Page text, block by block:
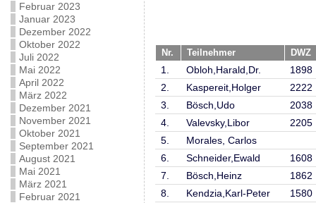
Februar 2023
Januar 2023
Dezember 2022
Oktober 2022
Juli 2022
Mai 2022
April 2022
März 2022
Dezember 2021
November 2021
Oktober 2021
September 2021
August 2021
Mai 2021
März 2021
Februar 2021
Nr. Teilnehmer DWZ
1. Obloh,Harald,Dr.
1898
2.
Kaspereit,Holger
2222
3.
Bösch,Udo
2038
4.
Valevsky,Libor
2205
5.
Morales, Carlos
6.
Schneider,Ewald
1608
7.
Bösch,Heinz
1862
8.
Kendzia,Karl-Peter 1580